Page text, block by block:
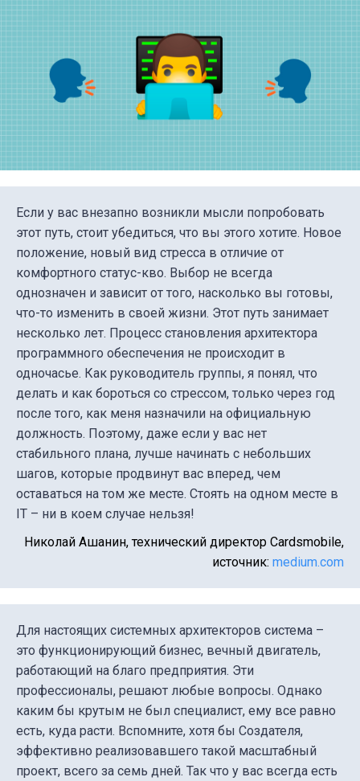
Если у вас внезапно возникли мысли попробовать
этот путь, стоит убедиться, что вы этого хотите. Новое
положение, новый вид стресса в отличие от
комфортного статус-кво. Выбор не всегда
однозначен и зависит от того, насколько вы готовы,
что-то изменить в своей жизни. Этот путь занимает
несколько лет. Процесс становления архитектора
программного обеспечения не происходит в
одночасье. Как руководитель группы, я понял, что
делать и как бороться со стрессом, только через год
после того, как меня назначили на официальную
должность. Поэтому, даже если у вас нет
стабильного плана, лучше начинать с небольших
шагов, которые продвинут вас вперед, чем
оставаться на том же месте. Стоять на одном месте в
IT – ни в коем случае нельзя!
Николай Ашанин, технический директор Cardsmobile,
источник: medium.com
Для настоящих системных архитекторов система –
это функционирующий бизнес, вечный двигатель,
работающий на благо предприятия. Эти
профессионалы, решают любые вопросы. Однако
каким бы крутым не был специалист, ему все равно
есть, куда расти. Вспомните, хотя бы Создателя,
эффективно реализовавшего такой масштабный
проект, всего за семь дней. Так что у вас всегда есть